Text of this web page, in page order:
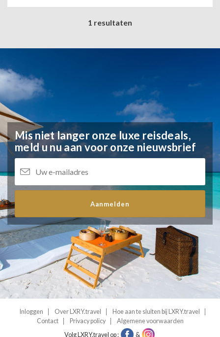
1 resultaten
Mis niet langer onze luxe reisdeals,
meld u nu aan voor onze nieuwsbrief
Aanmelden
Inloggen Over LXRY.travel
Hoe aan te sluiten bij LXRY.travel
Contact
Privacy policy
Algemene voorwaarden
Volg LXRY.travel op :
&